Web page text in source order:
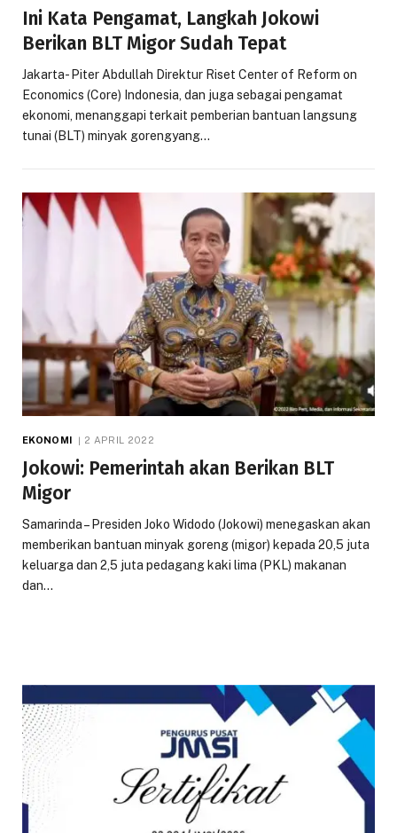
Ini Kata Pengamat, Langkah Jokowi
Berikan BLT Migor Sudah Tepat
Jakarta- Piter Abdullah Direktur Riset Center of Reform on
Economics (Core) Indonesia, dan juga sebagai pengamat
ekonomi, menanggapi terkait pemberian bantuan langsung
tunai (BLT) minyak gorengyang…
EKONOMI 2 APRIL 2022
Jokowi: Pemerintah akan Berikan BLT
Migor
Samarinda – Presiden Joko Widodo (Jokowi) menegaskan akan
memberikan bantuan minyak goreng (migor) kepada 20,5 juta
keluarga dan 2,5 juta pedagang kaki lima (PKL) makanan
dan…